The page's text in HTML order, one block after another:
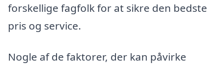
forskellige fagfolk for at sikre den bedste
pris og service.
Nogle af de faktorer, der kan påvirke